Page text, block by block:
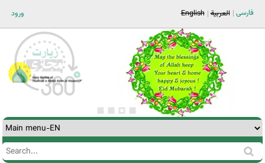
ورود فارسی العربية English
Search